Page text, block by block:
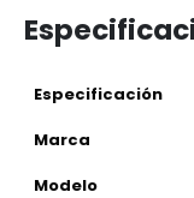
Especificación
Marca
Modelo